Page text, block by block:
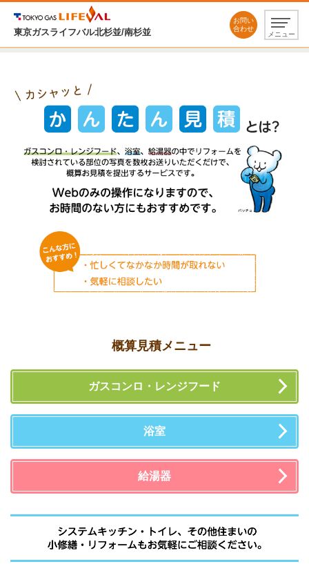
東京ガスライフバル北杉並/南杉並
お問い
合わせ
メニュー
概算見積メニュー
ガスコンロ・レンジフード
浴室
給湯器